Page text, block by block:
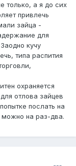
только, а я до сих
привлечь
зайца -
для
кучу
типа распития
охраняется
отлова зайцев
послать на
можно на раз-два.